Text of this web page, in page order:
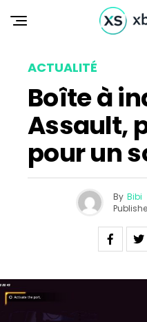
ACTUALITÉ
Boîte à
Assault,
pour un
By Bibi
Email